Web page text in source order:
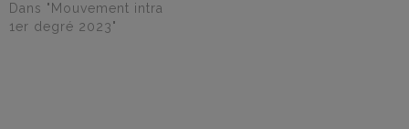
Dans "Mouvement intra
1er degré 2023"